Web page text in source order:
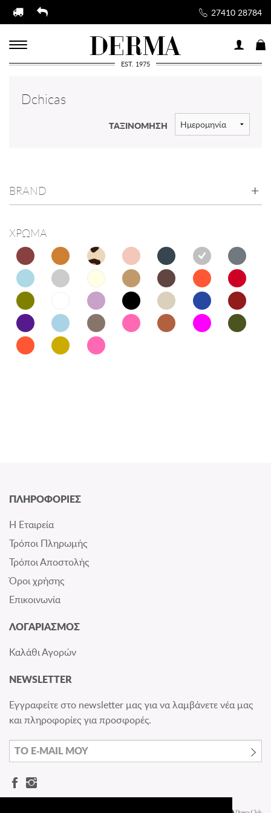
27410 28784
EST. 1975
Dchicas
ΤΑΞΙΝΟΜΗΣΗ
BRAND
ΧΡΩΜΑ
ΠΛΗΡΟΦΟΡΙΕΣ
Η Εταιρεία
Τρόποι Πληρωμής
Τρόποι Αποστολής
Όροι χρήσης
Επικοινωνία
ΛΟΓΑΡΙΑΣΜΟΣ
Καλάθι Αγορών
NEWSLETTER
Εγγραφείτε στο newsletter μας για να λαμβάνετε νέα μας
και πληροφορίες για προσφορές.